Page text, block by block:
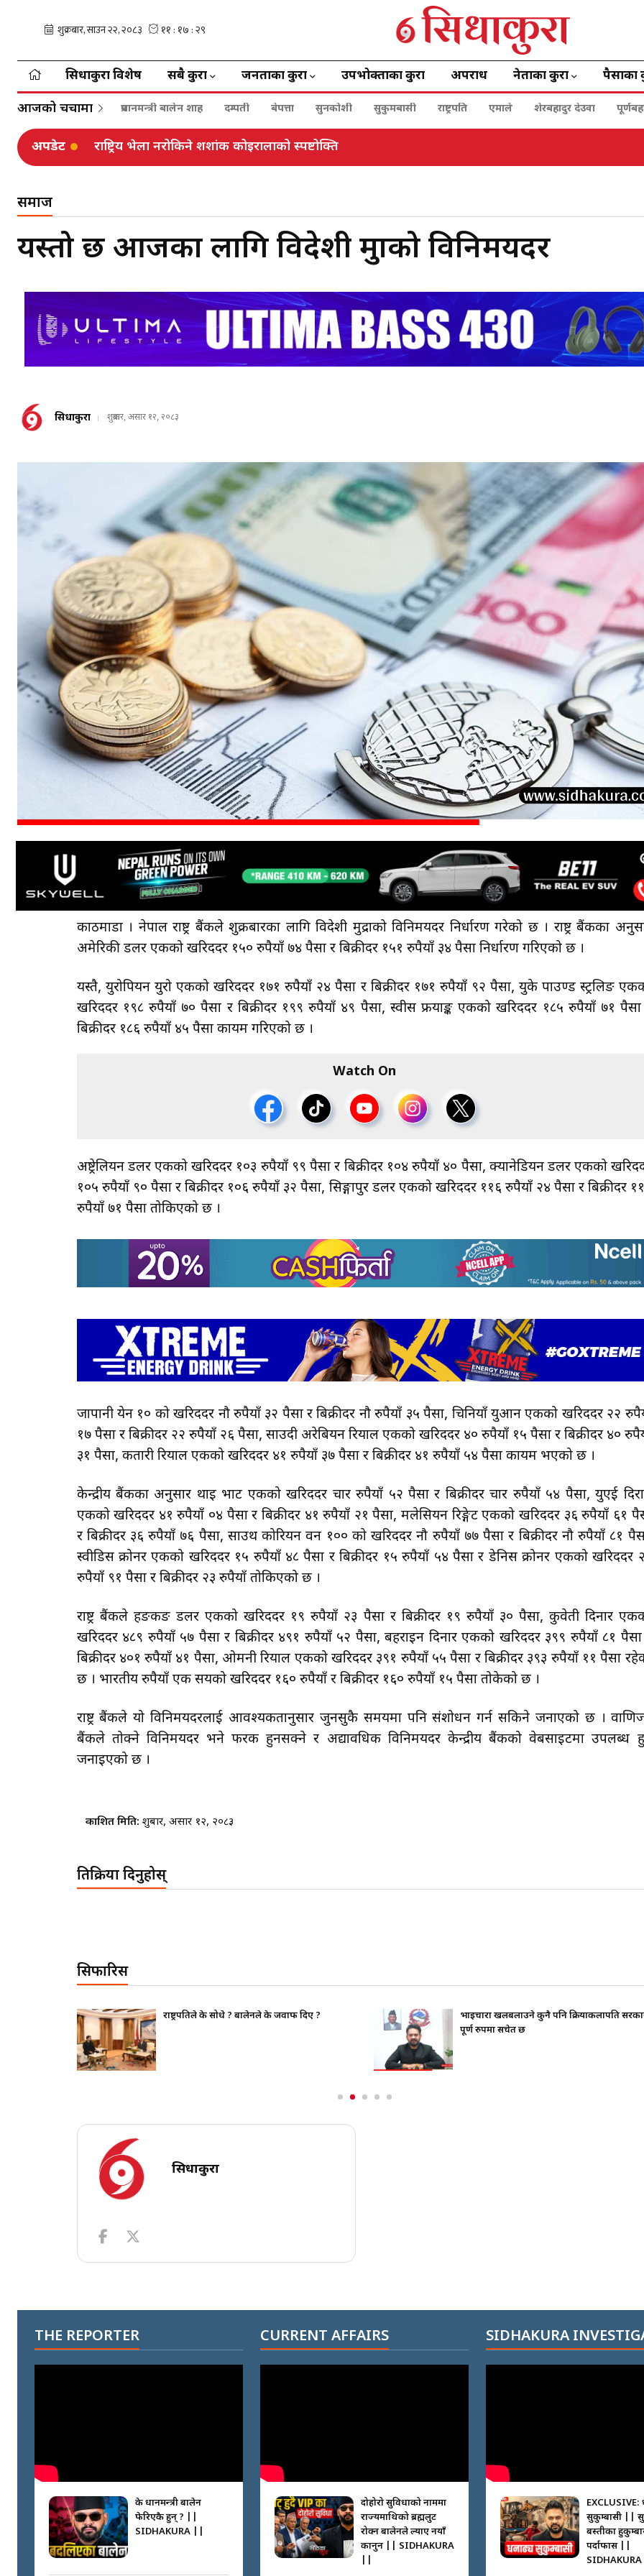
सिधाकुरा विशेष सबै कुरा जनताका कुरा उपभोक्ताका कुरा अपराध नेताका कुरा पैसाका
आजको चर्चामा प्रधानमन्त्री बालेन शाह दम्पती बेपत्ता सुनकोशी सुकुमबासी राष्ट्रपति एमाले शेरबहादुर देउवा
अपडेट राष्ट्रिय भेला नरोकिने शशांक कोइरालाको स्पष्टोक्ति
समाज
यस्तो छ आजका लागि विदेशी मुद्राको विनिमयदर
सिधाकुरा शुक्रबार, असार १२, २०८३
काठमाडौँ । नेपाल राष्ट्र बैंकले शुक्रबारका लागि विदेशी मुद्राको विनिमयदर निर्धारण गरेको छ । राष्ट्र बैंकका
अमेरिकी डलर एकको खरिददर १५० रुपैयाँ ७४ पैसा र बिक्रीदर १५१ रुपैयाँ ३४ पैसा निर्धारण गरिएको छ ।
यस्तै, युरोपियन युरो एकको खरिददर १७१ रुपैयाँ २४ पैसा र बिक्रीदर १७१ रुपैयाँ ९२ पैसा, युके पाउण्ड स्ट्रलिङ
खरिददर १९८ रुपैयाँ ७० पैसा र बिक्रीदर १९९ रुपैयाँ ४९ पैसा, स्वीस फ्रयाङ्क एकको खरिददर १८५ रुपैयाँ ७१
बिक्रीदर १८६ रुपैयाँ ४५ पैसा कायम गरिएको छ ।
Watch On
अष्ट्रेलियन डलर एकको खरिददर १०३ रुपैयाँ ९९ पैसा र बिक्रीदर १०४ रुपैयाँ ४० पैसा, क्यानेडियन डलर एकको
१०५ रुपैयाँ ९० पैसा र बिक्रीदर १०६ रुपैयाँ ३२ पैसा, सिङ्गापुर डलर एकको खरिददर ११६ रुपैयाँ २४ पैसा र बिक्रीदर
रुपैयाँ ७१ पैसा तोकिएको छ ।
जापानी येन १० को खरिददर नौ रुपैयाँ ३२ पैसा र बिक्रीदर नौ रुपैयाँ ३५ पैसा, चिनियाँ युआन एकको खरिददर २२
१७ पैसा र बिक्रीदर २२ रुपैयाँ २६ पैसा, साउदी अरेबियन रियाल एकको खरिददर ४० रुपैयाँ १५ पैसा र बिक्रीदर ४०
३१ पैसा, कतारी रियाल एकको खरिददर ४१ रुपैयाँ ३७ पैसा र बिक्रीदर ४१ रुपैयाँ ५४ पैसा कायम भएको छ ।
केन्द्रीय बैंकका अनुसार थाइ भाट एकको खरिददर चार रुपैयाँ ५२ पैसा र बिक्रीदर चार रुपैयाँ ५४ पैसा, युएई
एकको खरिददर ४१ रुपैयाँ ०४ पैसा र बिक्रीदर ४१ रुपैयाँ २१ पैसा, मलेसियन रिङ्गेट एकको खरिददर ३६ रुपैयाँ ६१
र बिक्रीदर ३६ रुपैयाँ ७६ पैसा, साउथ कोरियन वन १०० को खरिददर नौ रुपैयाँ ७७ पैसा र बिक्रीदर नौ रुपैयाँ ८१
स्वीडिस क्रोनर एकको खरिददर १५ रुपैयाँ ४८ पैसा र बिक्रीदर १५ रुपैयाँ ५४ पैसा र डेनिस क्रोनर एकको खरिददर
रुपैयाँ ९१ पैसा र बिक्रीदर २३ रुपैयाँ तोकिएको छ ।
राष्ट्र बैंकले हङकङ डलर एकको खरिददर १९ रुपैयाँ २३ पैसा र बिक्रीदर १९ रुपैयाँ ३० पैसा, कुवेती दिनार
खरिददर ४८९ रुपैयाँ ५७ पैसा र बिक्रीदर ४९१ रुपैयाँ ५२ पैसा, बहराइन दिनार एकको खरिददर ३९९ रुपैयाँ ८१
बिक्रीदर ४०१ रुपैयाँ ४१ पैसा, ओमनी रियाल एकको खरिददर ३९१ रुपैयाँ ५५ पैसा र बिक्रीदर ३९३ रुपैयाँ ११ पैसा
छ । भारतीय रुपैयाँ एक सयको खरिददर १६० रुपैयाँ र बिक्रीदर १६० रुपैयाँ १५ पैसा तोकेको छ ।
राष्ट्र बैंकले यो विनिमयदरलाई आवश्यकतानुसार जुनसुकै समयमा पनि संशोधन गर्न सकिने जनाएको छ ।
बैंकले तोक्ने विनिमयदर भने फरक हुनसक्ने र अद्यावधिक विनिमयदर केन्द्रीय बैंकको वेबसाइटमा उपलब्ध
जनाइएको छ ।
प्रकाशित मिति: शुक्रबार, असार १२, २०८३
प्रतिक्रिया दिनुहोस्
सिफारिस
राष्ट्रपतिले के सोधे ? बालेनले के जवाफ दिए ?
भाइचारा खलबलाउने कुनै पनि क्रियाकलापप्रति
पूर्ण रुपमा सचेत छ
सिधाकुरा
THE REPORTER
के प्रधानमन्त्री बालेन
फेरिएकै हुन् ? ||
SIDHAKURA ||
CURRENT AFFAIRS
दोहोरो सुविधाको नाममा
राज्यमाथिको ब्रह्मलुट
रोक्न बालेनले ल्याए नयाँ
कानुन || SIDHAKURA
SIDHAKURA
EXCLUSIVE:
सुकुम्बासी ||
बस्तीका
पर्दाफास ||
SIDHAKURA